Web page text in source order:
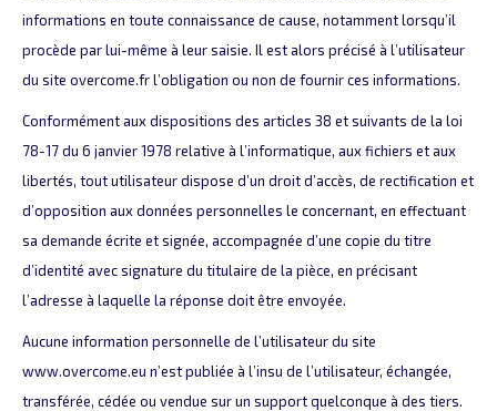
informations en toute connaissance de cause, notamment lorsqu’il
procède par lui-même à leur saisie. Il est alors précisé à l’utilisateur
du site overcome.fr l’obligation ou non de fournir ces informations.
Conformément aux dispositions des articles 38 et suivants de la loi
78-17 du 6 janvier 1978 relative à l’informatique, aux fichiers et aux
libertés, tout utilisateur dispose d’un droit d’accès, de rectification et
d’opposition aux données personnelles le concernant, en effectuant
sa demande écrite et signée, accompagnée d’une copie du titre
d’identité avec signature du titulaire de la pièce, en précisant
l’adresse à laquelle la réponse doit être envoyée.
Aucune information personnelle de l’utilisateur du site
www.overcome.eu n’est publiée à l’insu de l’utilisateur, échangée,
transférée, cédée ou vendue sur un support quelconque à des tiers.